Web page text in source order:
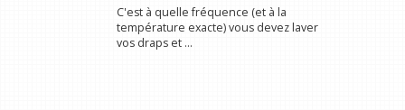
C'est à quelle fréquence (et à la
température exacte) vous devez laver
vos draps et ...